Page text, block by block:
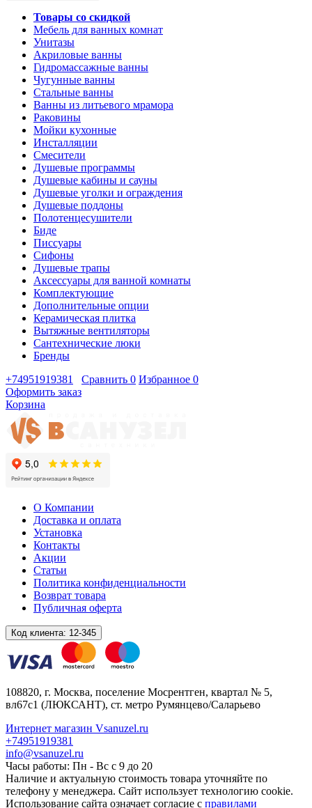
Товары со скидкой
Мебель для ванных комнат
Унитазы
Акриловые ванны
Гидромассажные ванны
Чугунные ванны
Стальные ванны
Ванны из литьевого мрамора
Раковины
Мойки кухонные
Инсталляции
Смесители
Душевые программы
Душевые кабины и сауны
Душевые уголки и ограждения
Душевые поддоны
Полотенцесушители
Биде
Писсуары
Сифоны
Душевые трапы
Аксессуары для ванной комнаты
Комплектующие
Дополнительные опции
Керамическая плитка
Вытяжные вентиляторы
Сантехнические люки
Бренды
+74951919381
Сравнить 0 Избранное 0
Оформить заказ
Корзина
О Компании
Доставка и оплата
Установка
Контакты
Акции
Статьи
Политика конфиденциальности
Возврат товара
Публичная оферта
Код клиента: 12-345
108820, г. Москва, поселение Мосрентген, квартал № 5,
вл67с1 (ЛЮКСАНТ), ст. метро Румянцево/Саларьево
Интернет магазин Vsanuzel.ru
+74951919381
info@vsanuzel.ru
Часы работы: Пн - Вс с 9 до 20
Наличие и актуальную стоимость товара уточняйте по
телефону у менеджера. Сайт использует технологию cookie.
Использование сайта означает согласие с правилами